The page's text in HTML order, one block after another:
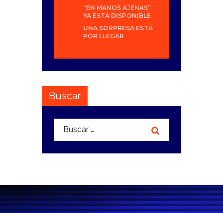
“EN MANOS AJENAS”
YA ESTÁ DISPONIBLE
UNA SORPRESA ESTÁ
POR LLEGAR
Buscar
Buscar: